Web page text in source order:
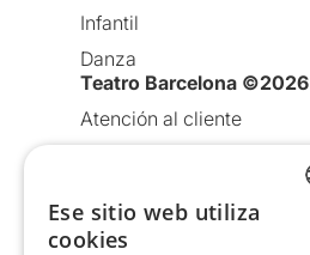
Infantil
Danza
Teatro Barcelona ©2026
Atención al cliente
Política de Cookies
Ese sitio web utiliza
cookies